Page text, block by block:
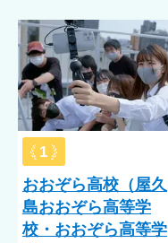
1
おおぞら高校（屋久
島おおぞら高等学
校・おおぞら高等学